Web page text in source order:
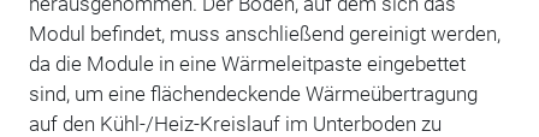
Modul befindet, muss anschließend gereinigt werden,
da die Module in eine Wärmeleitpaste eingebettet
sind, um eine flächendeckende Wärmeübertragung
auf den Kühl-/Heiz-Kreislauf im Unterboden zu